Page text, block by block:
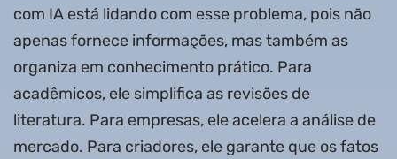
com IA está lidando com esse problema, pois não
apenas fornece informações, mas também as
organiza em conhecimento prático. Para
acadêmicos, ele simplifica as revisões de
literatura. Para empresas, ele acelera a análise de
mercado. Para criadores, ele garante que os fatos